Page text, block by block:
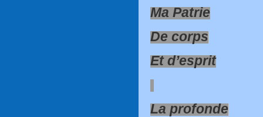
Ma Patrie
De corps
Et d’esprit
La profonde